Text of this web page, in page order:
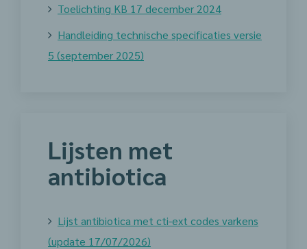
Toelichting KB 17 december 2024
Handleiding technische specificaties versie
5 (september 2025)
Lijsten met
antibiotica
Lijst antibiotica met cti-ext codes varkens
(update 17/07/2026)